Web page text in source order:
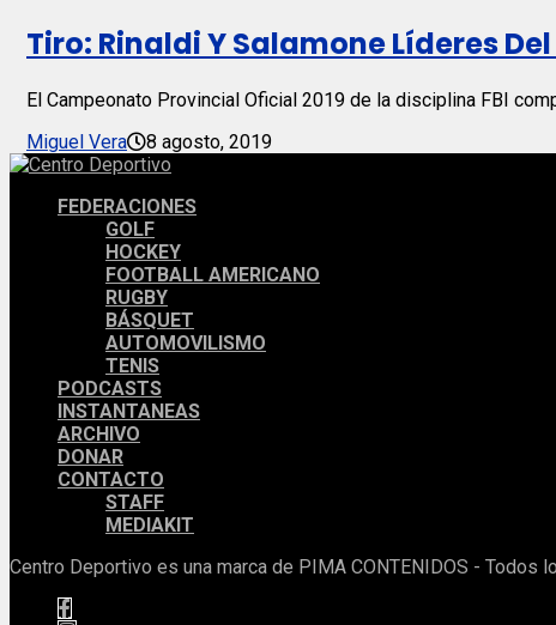
Tiro: Rinaldi Y Salamone Líderes Del
El Campeonato Provincial Oficial 2019 de la disciplina FBI
Miguel Vera
8 agosto, 2019
FEDERACIONES
GOLF
HOCKEY
FOOTBALL AMERICANO
RUGBY
BÁSQUET
AUTOMOVILISMO
TENIS
PODCASTS
INSTANTANEAS
ARCHIVO
DONAR
CONTACTO
STAFF
MEDIAKIT
Centro Deportivo es una marca de PIMA CONTENIDOS -